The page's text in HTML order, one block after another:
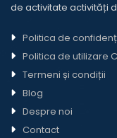
de activitate activități
Politica de
Politica de utilizare
Termeni și condiții
Blog
Despre noi
Contact